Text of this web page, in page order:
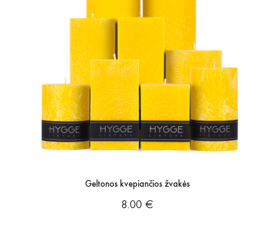
Geltonos kvepiančios žvakės
8.00 €